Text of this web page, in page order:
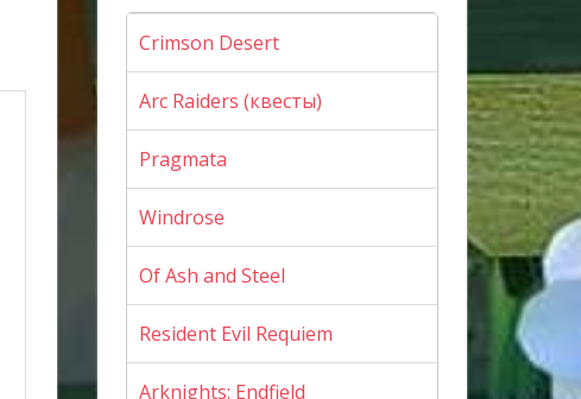
Crimson Desert
Arc Raiders (квесты)
Pragmata
Windrose
Of Ash and Steel
Resident Evil Requiem
Arknights: Endfield